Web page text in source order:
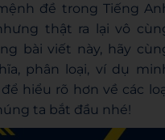
đề trong Tiếng
thật ra lại vô
bài viết này, hãy
phân loại, ví dụ
hiểu rõ hơn về các
ta bắt đầu nhé!